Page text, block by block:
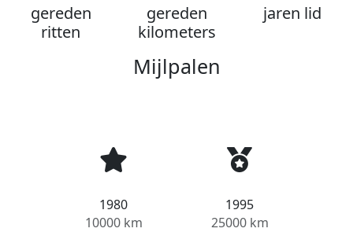
gereden
ritten
gereden
kilometers
jaren lid
Mijlpalen
1980
10000 km
1995
25000 km